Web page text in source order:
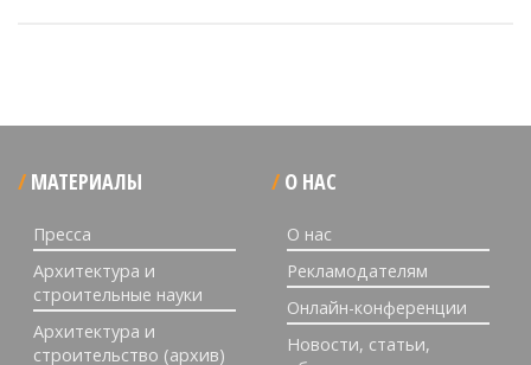
МАТЕРИАЛЫ
Пресса
Архитектура и
строительные науки
Архитектура и
строительство (архив)
О НАС
О нас
Рекламодателям
Онлайн-конференции
Новости, статьи,